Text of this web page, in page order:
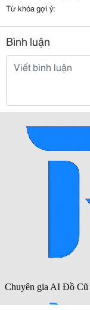
Từ khóa gợi ý:
Bình luận